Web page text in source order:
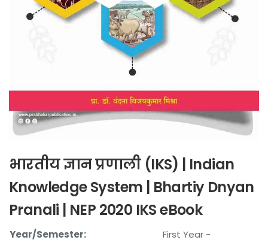
भारतीय ज्ञान प्रणाली (IKS) | Indian
Knowledge System | Bhartiy Dnyan
Pranali | NEP 2020 IKS eBook
Year/Semester:
First Year -